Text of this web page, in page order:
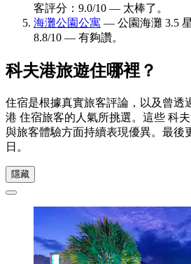
客評分：9.0/10 — 太棒了。
海灘公園公寓 — 公園海灘 3.5
8.8/10 — 有夠讚。
科夫港旅遊住哪裡？
住宿是根據真實旅客評論，以及曾透
港 住宿旅客的人氣所挑選。這些 科
與旅客體驗方面持續表現優異。最後
日 。
隱藏